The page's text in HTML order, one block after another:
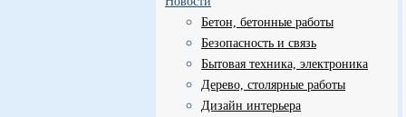
Бетон, бетонные работы
Безопасность и связь
Бытовая техника, электроника
Дерево, столярные работы
Дизайн интерьера